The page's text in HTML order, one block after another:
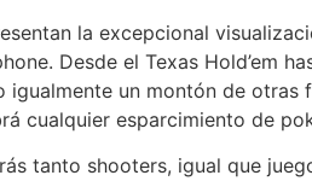
la excepcional
Desde el Texas Hold’em
igualmente un montón de
cualquier esparcimiento de
tanto shooters, igual que